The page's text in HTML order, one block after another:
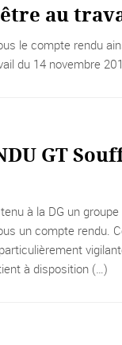
au
le compte rendu
du 14 novembre
GT
à la DG un
un compte rendu.
à disposition (…)